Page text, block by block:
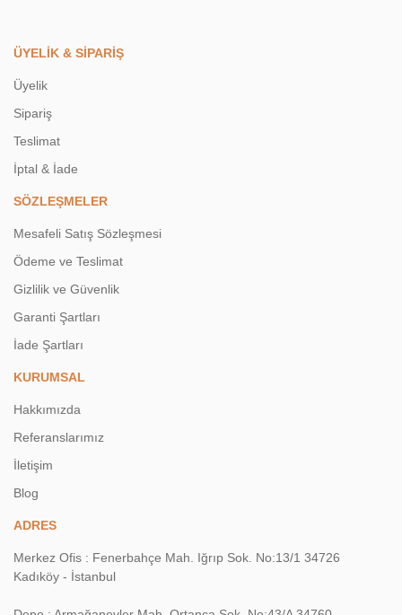
ÜYELİK & SİPARİŞ
Üyelik
Sipariş
Teslimat
İptal & İade
SÖZLEŞMELER
Mesafeli Satış Sözleşmesi
Ödeme ve Teslimat
Gizlilik ve Güvenlik
Garanti Şartları
İade Şartları
KURUMSAL
Hakkımızda
Referanslarımız
İletişim
Blog
ADRES
Merkez Ofis : Fenerbahçe Mah. Iğrıp Sok. No:13/1 34726
Kadıköy - İstanbul